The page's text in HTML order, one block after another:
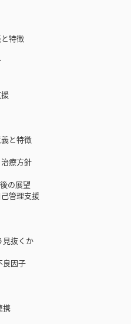
特徴
と特徴
療方針
の展望
管理支援
抜くか
因子
携